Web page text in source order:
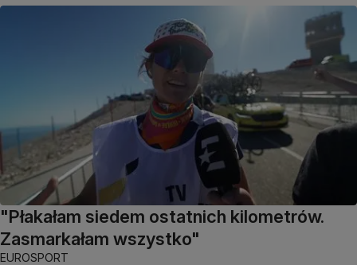
"Płakałam siedem ostatnich kilometrów.
Zasmarkałam wszystko"
EUROSPORT